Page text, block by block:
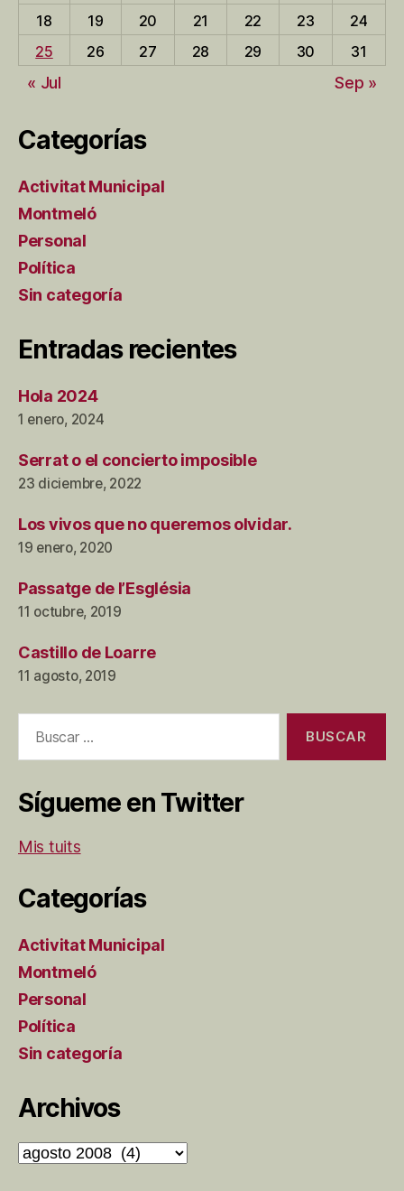
18
19 20 21 22 23
24
25
26 27 28 29 30 31
« Jul Sep »
Categorías
Activitat Municipal
Montmeló
Personal
Política
Sin categoría
Entradas recientes
Hola 2024
1 enero, 2024
Serrat o el concierto imposible
23 diciembre, 2022
Los vivos que no queremos olvidar.
19 enero, 2020
Passatge de l’Església
11 octubre, 2019
Castillo de Loarre
11 agosto, 2019
Sígueme en Twitter
Mis tuits
Categorías
Activitat Municipal
Montmeló
Personal
Política
Sin categoría
Archivos
Archivos